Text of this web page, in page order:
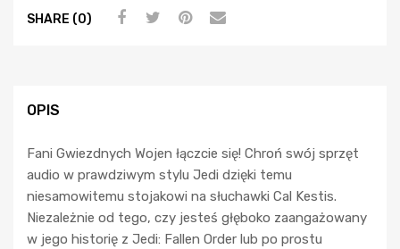
SHARE (0)
OPIS
Fani Gwiezdnych Wojen łączcie się! Chroń swój sprzęt
audio w prawdziwym stylu Jedi dzięki temu
niesamowitemu stojakowi na słuchawki Cal Kestis.
Niezależnie od tego, czy jesteś głęboko zaangażowany
w jego historię z Jedi: Fallen Order lub po prostu